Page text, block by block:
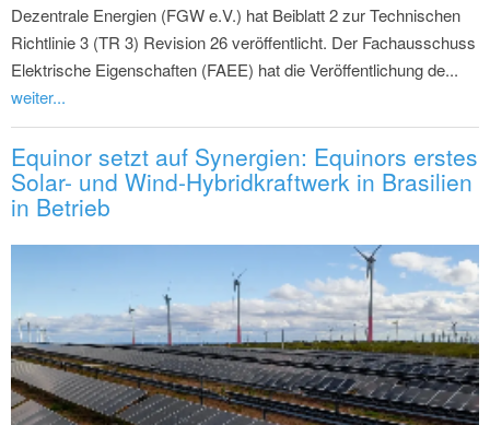
Dezentrale Energien (FGW e.V.) hat Beiblatt 2 zur Technischen
Richtlinie 3 (TR 3) Revision 26 veröffentlicht. Der Fachausschuss
Elektrische Eigenschaften (FAEE) hat die Veröffentlichung de...
weiter...
Equinor setzt auf Synergien: Equinors erstes
Solar- und Wind-Hybridkraftwerk in Brasilien
in Betrieb